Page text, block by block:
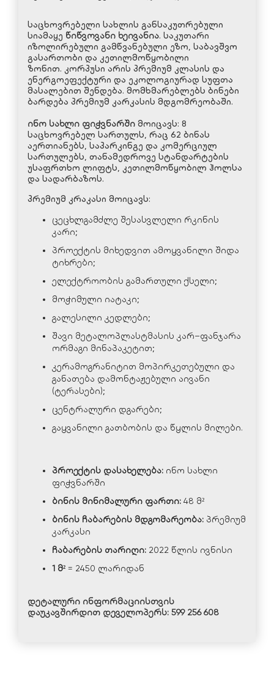
საცხოვრებელი სახლის განსაკუთრებული
სიამაყე წიწვოვანი ხეივანია. საკუთარი
იზოლირებული გამწვანებული ეზო, საბავშვო
გასართობი და კეთილმოწყობილი
ზონით. კორპუსი არის პრემიუმ კლასის და
ენერგოეფექტური და ეკოლოგიურად სუფთა
მასალებით შენდება. მომხმარებლებს ბინები
ბარდება პრემიუმ კარკასის მდგომრეობაში.
ინო სახლი ფიჭვნარში მოიცავს: 8
საცხოვრებელ სართულს, რაც 62 ბინას
აერთიანებს, საპარკინგე და კომერციულ
სართულებს, თანამედროვე სტანდარტების
უსაფრთხო ლიფტს, კეთილმოწყობილ ჰოლსა
და სადარბაზოს.
პრემიუმ კრაკასი მოიცავს:
ცეცხლგამძლე შესასვლელი რკინის
კარი;
პროექტის მიხედვით ამოყვანილი შიდა
ტიხრები;
ელექტროობის გამართული ქსელი;
მოჭიმული იატაკი;
გალესილი კედლები;
შავი მეტალოპლასტმასის კარ–ფანჯარა
ორმაგი მინაპაკეტით;
კერამოგრანიტით მოპირკეთებული და
განათება დამონტაჟებული აივანი
(ტერასები);
ცენტრალური დგარები;
გაყვანილი გათბობის და წყლის მილები.
პროექტის დასახელება: ინო სახლი
ფიჭვნარში
ბინის მინიმალური ფართი: 48 მ²
ბინის ჩაბარების მდგომარეობა: პრემიუმ
კარკასი
ჩაბარების თარიღი: 2022 წლის ივნისი
1 მ² = 2450 ლარიდან
დეტალური ინფორმაციისთვის
დაუკავშირდით დეველოპერს: 599 256 608